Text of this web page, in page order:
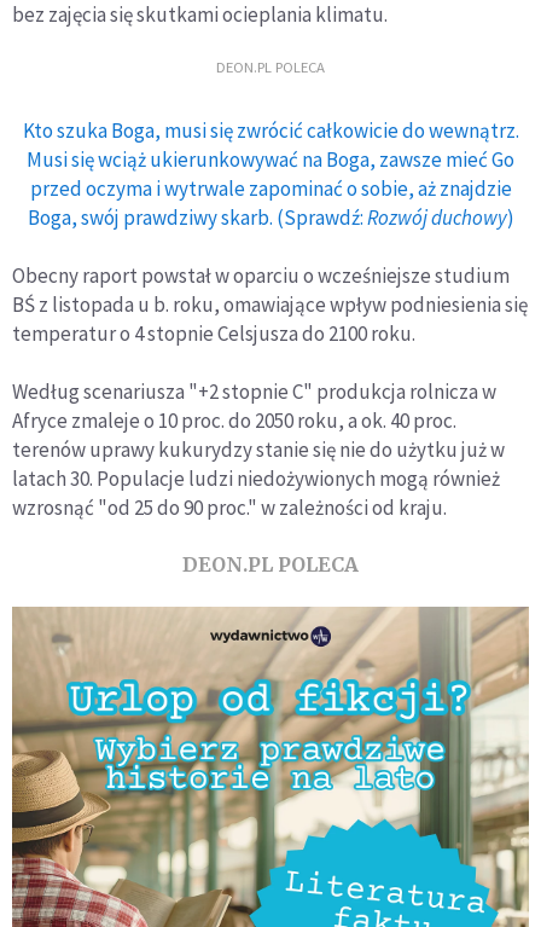
bez zajęcia się skutkami ocieplania klimatu.
DEON.PL POLECA
Kto szuka Boga, musi się zwrócić całkowicie do wewnątrz.
Musi się wciąż ukierunkowywać na Boga, zawsze mieć Go
przed oczyma i wytrwale zapominać o sobie, aż znajdzie
Boga, swój prawdziwy skarb. (Sprawdź:Rozwój duchowy)
Obecny raport powstał w oparciu o wcześniejsze studium
BŚ z listopada u b. roku, omawiające wpływ podniesienia się
temperatur o 4 stopnie Celsjusza do 2100 roku.
Według scenariusza "+2 stopnie C" produkcja rolnicza w
Afryce zmaleje o 10 proc. do 2050 roku, a ok. 40 proc.
terenów uprawy kukurydzy stanie się nie do użytku już w
latach 30. Populacje ludzi niedożywionych mogą również
wzrosnąć "od 25 do 90 proc." w zależności od kraju.
DEON.PL POLECA